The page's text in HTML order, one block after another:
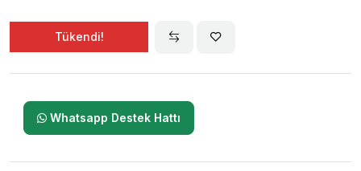
Tükendi!
Whatsapp Destek Hattı